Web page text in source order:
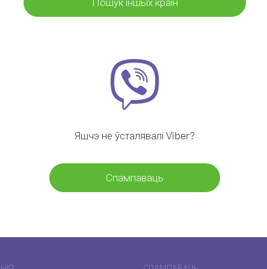
Яшчэ не ўсталявалі Viber?
Спампаваць